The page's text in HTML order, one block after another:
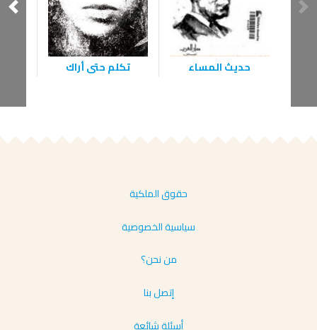
حديث المساء تكلم حتى أراك
حقوق الملكية
سياسية الخصوصية
من نحن؟
إتصل بنا
أسئلة شائعة